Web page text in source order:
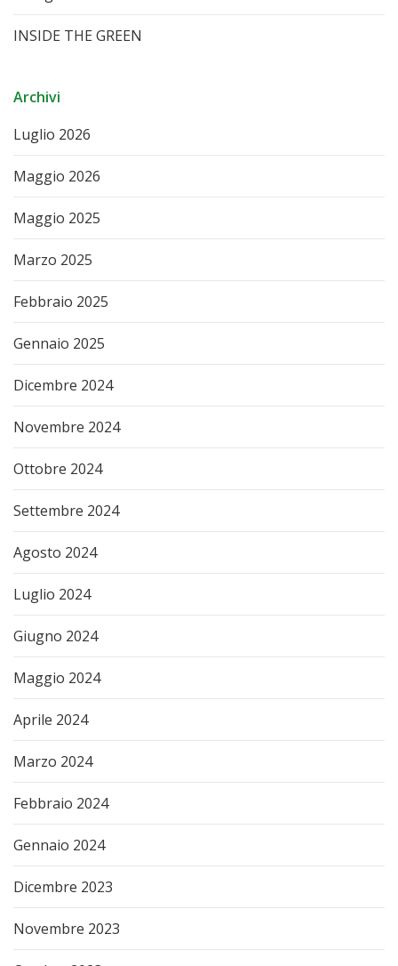
INSIDE THE GREEN
Archivi
Luglio 2026
Maggio 2026
Maggio 2025
Marzo 2025
Febbraio 2025
Gennaio 2025
Dicembre 2024
Novembre 2024
Ottobre 2024
Settembre 2024
Agosto 2024
Luglio 2024
Giugno 2024
Maggio 2024
Aprile 2024
Marzo 2024
Febbraio 2024
Gennaio 2024
Dicembre 2023
Novembre 2023